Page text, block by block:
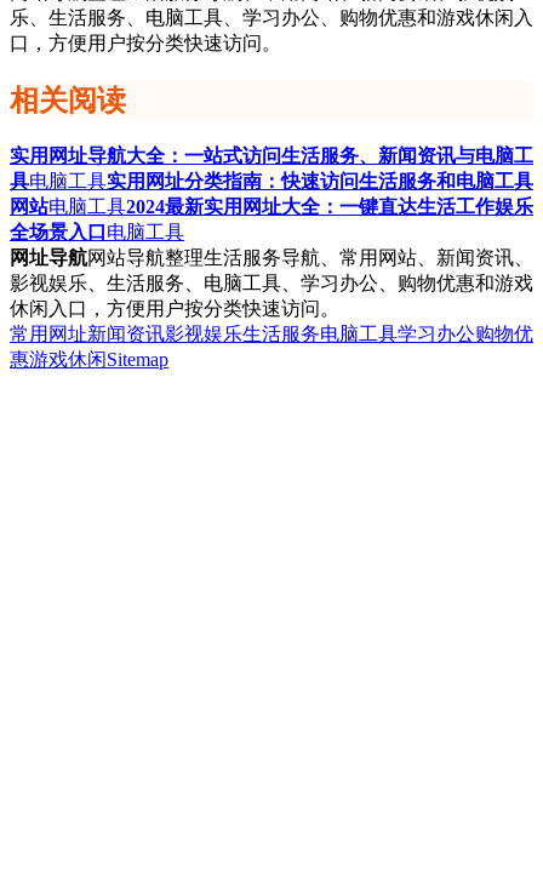
乐、生活服务、电脑工具、学习办公、购物优惠和游戏休闲入
口，方便用户按分类快速访问。
相关阅读
实用网址导航大全：一站式访问生活服务、新闻资讯与电脑工
具电脑工具实用网址分类指南：快速访问生活服务和电脑工具
网站电脑工具2024最新实用网址大全：一键直达生活工作娱乐
全场景入口 电脑工具
网址导航网站导航整理生活服务导航、常用网站、新闻资讯、
影视娱乐、生活服务、电脑工具、学习办公、购物优惠和游戏
休闲入口，方便用户按分类快速访问。
常用网址新闻资讯影视娱乐生活服务电脑工具学习办公购物优
惠游戏休闲Sitemap